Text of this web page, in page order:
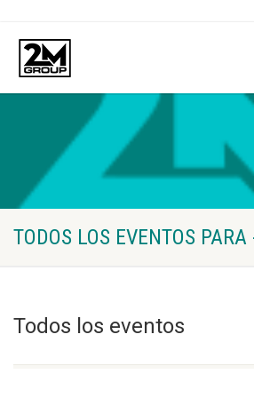
TODOS LOS EVENTOS PARA
Todos los eventos